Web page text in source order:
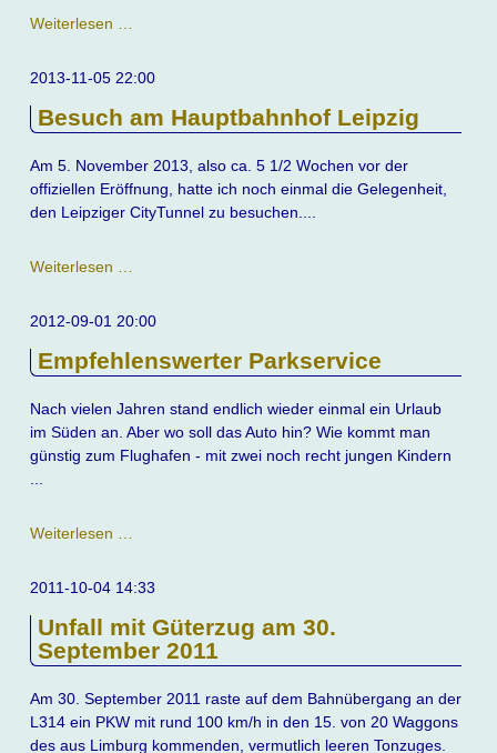
Weiterlesen …
Schulaufnahme?
2013-11-05 22:00
Besuch am Hauptbahnhof Leipzig
Am 5. November 2013, also ca. 5 1/2 Wochen vor der
offiziellen Eröffnung, hatte ich noch einmal die Gelegenheit,
den Leipziger CityTunnel zu besuchen....
Weiterlesen …
Hauptbahnhof
2012-09-01 20:00
Empfehlenswerter Parkservice
Nach vielen Jahren stand endlich wieder einmal ein Urlaub
im Süden an. Aber wo soll das Auto hin? Wie kommt man
günstig zum Flughafen - mit zwei noch recht jungen Kindern
...
Weiterlesen …
2011-10-04 14:33
Unfall mit Güterzug am 30.
September 2011
Am 30. September 2011 raste auf dem Bahnübergang an der
L314 ein PKW mit rund 100 km/h in den 15. von 20 Waggons
des aus Limburg kommenden, vermutlich leeren Tonzuges.